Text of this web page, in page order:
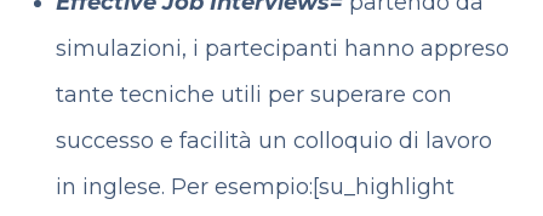
simulazioni, i partecipanti hanno appreso
tante tecniche utili per superare con
successo e facilità un colloquio di lavoro
in inglese. Per esempio:[su_highlight